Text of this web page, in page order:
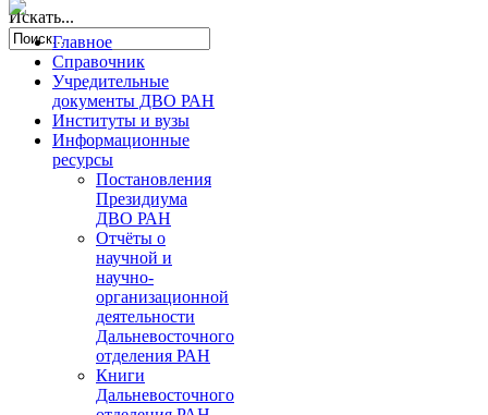
Искать...
Главное
Справочник
Учредительные
документы ДВО РАН
Институты и вузы
Информационные
ресурсы
Постановления
Президиума
ДВО РАН
Отчёты о
научной и
научно-
организационной
деятельности
Дальневосточного
отделения РАН
Книги
Дальневосточного